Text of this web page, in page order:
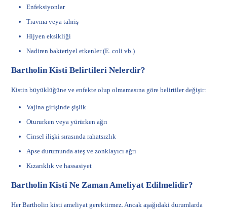
Enfeksiyonlar
Travma veya tahriş
Hijyen eksikliği
Nadiren bakteriyel etkenler (E. coli vb.)
Bartholin Kisti Belirtileri Nelerdir?
Kistin büyüklüğüne ve enfekte olup olmamasına göre belirtiler değişir:
Vajina girişinde şişlik
Otururken veya yürürken ağrı
Cinsel ilişki sırasında rahatsızlık
Apse durumunda ateş ve zonklayıcı ağrı
Kızarıklık ve hassasiyet
Bartholin Kisti Ne Zaman Ameliyat Edilmelidir?
Her Bartholin kisti ameliyat gerektirmez. Ancak aşağıdaki durumlarda